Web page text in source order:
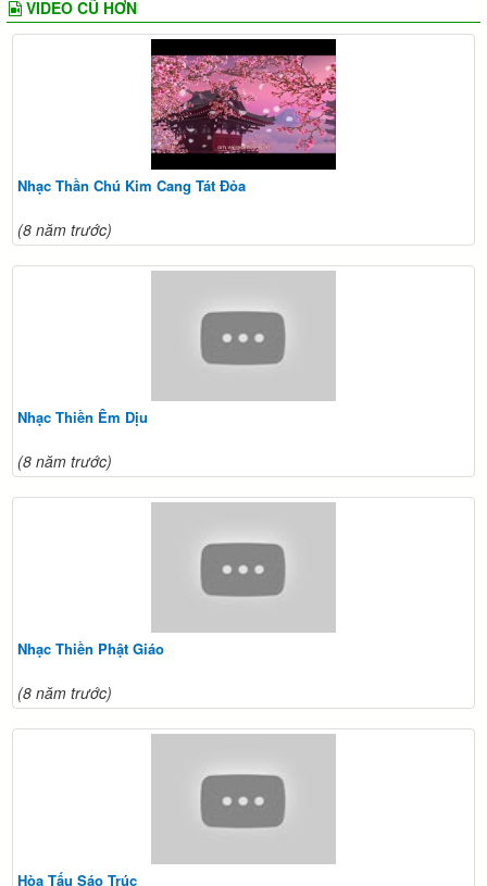
VIDEO CŨ HƠN
Nhạc Thần Chú Kim Cang Tát Đỏa
(8 năm trước)
Nhạc Thiền Êm Dịu
(8 năm trước)
Nhạc Thiền Phật Giáo
(8 năm trước)
Hòa Tấu Sáo Trúc